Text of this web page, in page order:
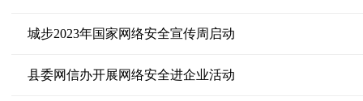
城步2023年国家网络安全宣传周启动
县委网信办开展网络安全进企业活动